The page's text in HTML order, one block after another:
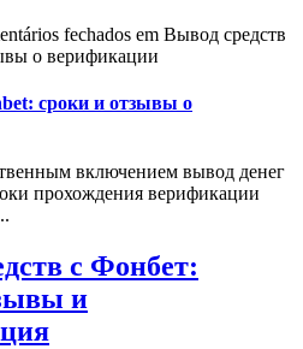
fechados em Вывод средств
о верификации
сроки и отзывы о
включением вывод денег
прохождения верификации
с Фонбет:
и